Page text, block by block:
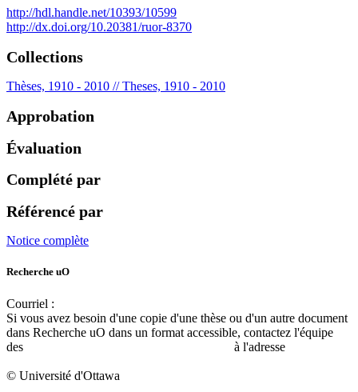
http://hdl.handle.net/10393/10599
http://dx.doi.org/10.20381/ruor-8370
Collections
Thèses, 1910 - 2010 // Theses, 1910 - 2010
Approbation
Évaluation
Complété par
Référencé par
Notice complète
Recherche uO
Courriel :
Si vous avez besoin d'une copie d'une thèse ou d'un autre document
dans Recherche uO dans un format accessible, contactez l'équipe
des
à l'adresse
© Université d'Ottawa